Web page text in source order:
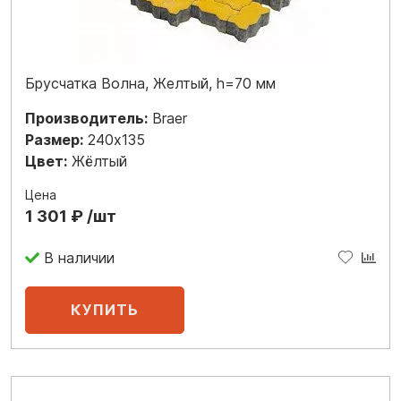
Брусчатка Волна, Желтый, h=70 мм
Производитель: Braer
Размер: 240x135
Цвет: Жёлтый
Цена
1 301 ₽ /шт
В наличии